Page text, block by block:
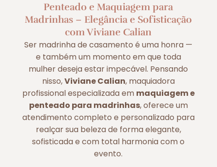
Penteado e Maquiagem para
Madrinhas – Elegância e Sofisticação
com Viviane Calian
Ser madrinha de casamento é uma honra —
e também um momento em que toda
mulher deseja estar impecável. Pensando
nisso,Viviane Calian, maquiadora
profissional especializada em maquiagem e
penteado para madrinhas, oferece um
atendimento completo e personalizado para
realçar sua beleza de forma elegante,
sofisticada e com total harmonia com o
evento.